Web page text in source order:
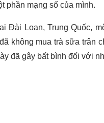
phần mạng số của mình.
Đài Loan, Trung Quốc,
không mua trà sữa trân
đã gây bất bình đối với